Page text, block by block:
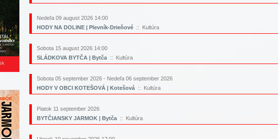
Nedeľa 09 august 2026 14:00
HODY NA DOLINE | Plevník-Drieňové:: Kultúra
Sobota 15 august 2026 14:00
SLÁDKOVA BYTČA | Bytča:: Kultúra
Sobota 05 september 2026 - Nedeľa 06 september 2026
HODY V OBCI KOTEŠOVÁ | Kotešová:: Kultúra
Piatok 11 september 2026
BYTČIANSKY JARMOK | Bytča:: Kultúra